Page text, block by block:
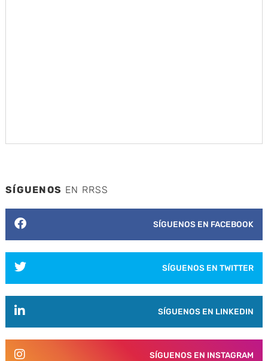
SÍGUENOS EN RRSS
SÍGUENOS EN FACEBOOK
SÍGUENOS EN TWITTER
SÍGUENOS EN LINKEDIN
SÍGUENOS EN INSTAGRAM